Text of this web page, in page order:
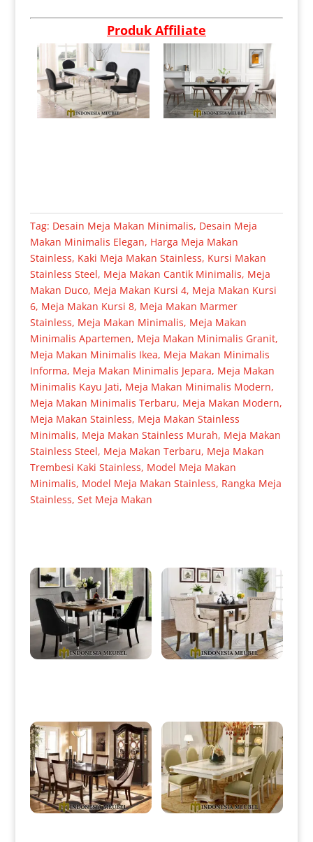
Produk Affiliate
Tag: Desain Meja Makan Minimalis, Desain Meja
Makan Minimalis Elegan, Harga Meja Makan
Stainless, Kaki Meja Makan Stainless, Kursi Makan
Stainless Steel, Meja Makan Cantik Minimalis, Meja
Makan Duco, Meja Makan Kursi 4, Meja Makan Kursi
6, Meja Makan Kursi 8, Meja Makan Marmer
Stainless, Meja Makan Minimalis, Meja Makan
Minimalis Apartemen, Meja Makan Minimalis Granit,
Meja Makan Minimalis Ikea, Meja Makan Minimalis
Informa, Meja Makan Minimalis Jepara, Meja Makan
Minimalis Kayu Jati, Meja Makan Minimalis Modern,
Meja Makan Minimalis Terbaru, Meja Makan Modern,
Meja Makan Stainless, Meja Makan Stainless
Minimalis, Meja Makan Stainless Murah, Meja Makan
Stainless Steel, Meja Makan Terbaru, Meja Makan
Trembesi Kaki Stainless, Model Meja Makan
Minimalis, Model Meja Makan Stainless, Rangka Meja
Stainless, Set Meja Makan